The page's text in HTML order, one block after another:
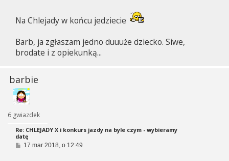
Na Chlejady w końcu jedziecie
Barb, ja zgłaszam jedno duuuże dziecko. Siwe,
brodate i z opiekunką...
barbie
6 gwiazdek
Re: CHLEJADY X i konkurs jazdy na byle czym - wybieramy
datę
P17 mar 2018, o 12:49